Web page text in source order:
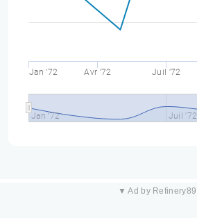
Jan '72 Avr '72 Juil '72
Jan '72 Juil '72
▼ Ad by Refinery89